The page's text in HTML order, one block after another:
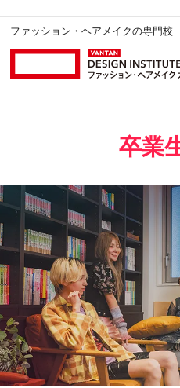
ファッション・ヘアメイクの専門
卒業